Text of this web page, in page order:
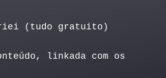
(tudo gratuito)
linkada com os